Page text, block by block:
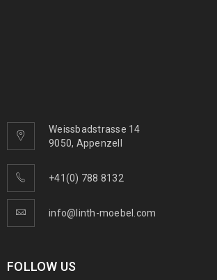
Weissbadstrasse 14
9050, Appenzell
+41(0) 788 8132
info@linth-moebel.com
FOLLOW US